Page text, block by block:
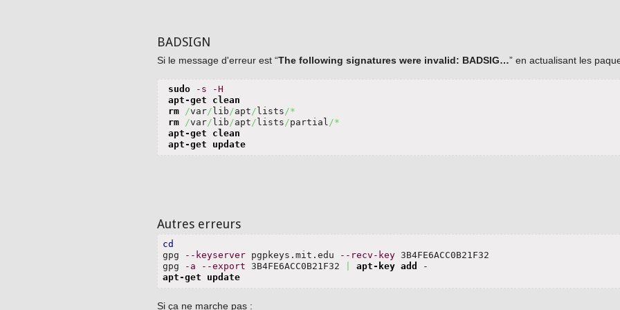
BADSIGN
Si le message d'erreur est “The following signatures were invalid: BADSIG…” en actualisant les
sudo -s
-H
apt-get clean
rm
/var/ lib/apt/ lists/*
rm
/var/ lib/apt/ lists/partial/*
apt-get clean
apt-get update
Autres erreurs
cd
gpg
--keyserver pgpkeys.mit.edu --recv-key 3B4FE6ACC0B21F32
gpg
-a --export 3B4FE6ACC0B21F32 apt-key add
apt-get update
Si ça ne marche pas :